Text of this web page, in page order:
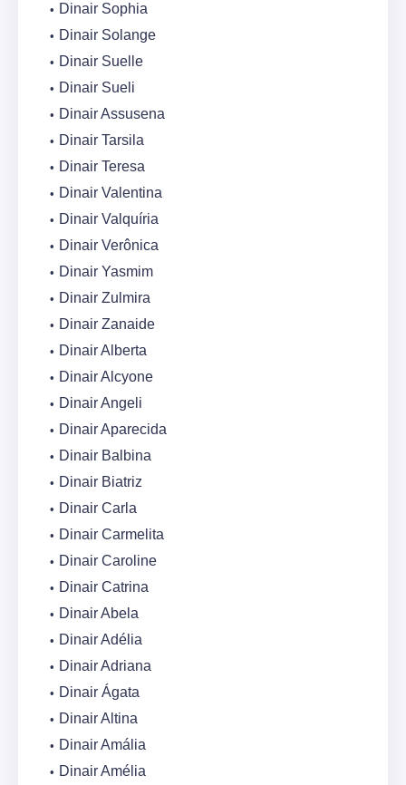
Dinair Sophia
Dinair Solange
Dinair Suelle
Dinair Sueli
Dinair Assusena
Dinair Tarsila
Dinair Teresa
Dinair Valentina
Dinair Valquíria
Dinair Verônica
Dinair Yasmim
Dinair Zulmira
Dinair Zanaide
Dinair Alberta
Dinair Alcyone
Dinair Angeli
Dinair Aparecida
Dinair Balbina
Dinair Biatriz
Dinair Carla
Dinair Carmelita
Dinair Caroline
Dinair Catrina
Dinair Abela
Dinair Adélia
Dinair Adriana
Dinair Ágata
Dinair Altina
Dinair Amália
Dinair Amélia